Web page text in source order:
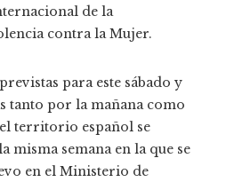
de la
contra la Mujer.
para este sábado y
tanto por la mañana como
territorio español se
misma semana en la que se
en el Ministerio de